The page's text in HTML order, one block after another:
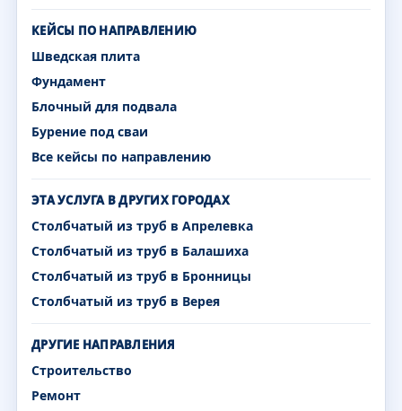
КЕЙСЫ ПО НАПРАВЛЕНИЮ
Шведская плита
Фундамент
Блочный для подвала
Бурение под сваи
Все кейсы по направлению
ЭТА УСЛУГА В ДРУГИХ ГОРОДАХ
Столбчатый из труб в Апрелевка
Столбчатый из труб в Балашиха
Столбчатый из труб в Бронницы
Столбчатый из труб в Верея
ДРУГИЕ НАПРАВЛЕНИЯ
Строительство
Ремонт